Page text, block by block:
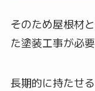
そのため屋根材
た塗装工事が必
長期的に持たせ